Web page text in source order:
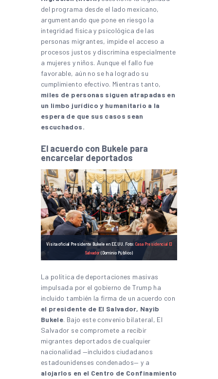
del programa desde el lado mexicano,
argumentando que pone en riesgo la
integridad física y psicológica de las
personas migrantes, impide el acceso a
procesos justos y discrimina especialmente
a mujeres y niños. Aunque el fallo fue
favorable, aún no se ha logrado su
cumplimiento efectivo. Mientras tanto,
miles de personas siguen atrapadas en
un limbo jurídico y humanitario a la
espera de que sus casos sean
escuchados.
El acuerdo con Bukele para
encarcelar deportados
Visita oficial Presidente Bukele en EE.UU. Foto: Casa Presidencial El
Salvador (Dominio Público)
La política de deportaciones masivas
impulsada por el gobierno de Trump ha
incluido también la firma de un acuerdo con
el presidente de El Salvador, Nayib
Bukele. Bajo este convenio bilateral, El
Salvador se compromete a recibir
migrantes deportados de cualquier
nacionalidad —incluidos ciudadanos
estadounidenses condenados— y a
alojarlos en el Centro de Confinamiento